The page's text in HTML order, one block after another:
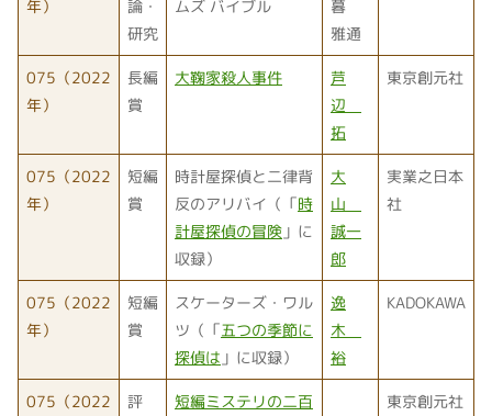
年）
論・
研究
ムズ バイブル
暮
雅通
075（2022
年）
長編
賞
大鞠家殺人事件
芦
辺
拓
東京創元社
075（2022
年）
短編
賞
時計屋探偵と二律背
反のアリバイ（「時
計屋探偵の冒険 」に
収録）
大
山
誠一
郎
実業之日本
社
075（2022
年）
短編
賞
スケーターズ・ワル
ツ（「五つの季節に
探偵は 」に収録）
逸
木
裕
KADOKAWA
075（2022
評
短編ミステリの二百
東京創元社